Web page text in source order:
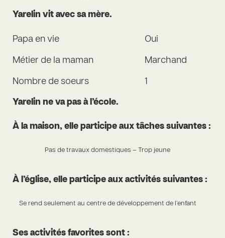
Yarelin vit avec sa mère.
Papa en vie Oui
Métier de la maman Marchand
Nombre de soeurs 1
Yarelin ne va pas à l’école.
À la maison, elle participe aux tâches suivantes :
Pas de travaux domestiques – Trop jeune
À l’église, elle participe aux activités suivantes :
Se rend seulement au centre de développement de l’enfant
Ses activités favorites sont :